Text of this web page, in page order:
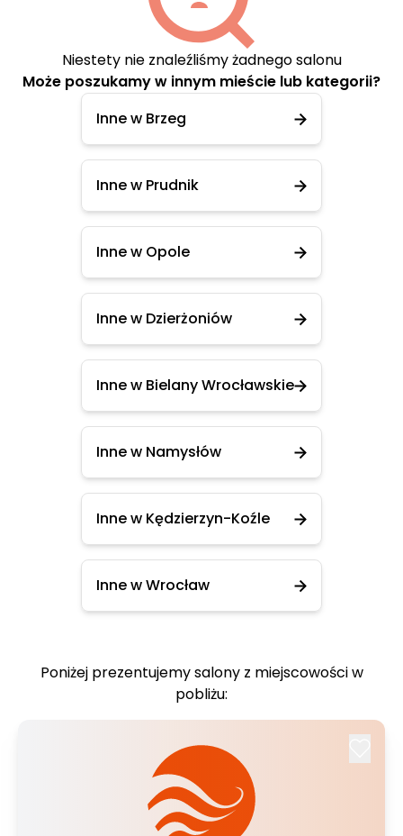
Niestety nie znaleźliśmy żadnego salonu
Może poszukamy w innym mieście lub kategorii?
Inne w Brzeg
Inne w Prudnik
Inne w Opole
Inne w Dzierżoniów
Inne w Bielany Wrocławskie
Inne w Namysłów
Inne w Kędzierzyn-Koźle
Inne w Wrocław
Poniżej prezentujemy salony z miejscowości w
pobliżu: